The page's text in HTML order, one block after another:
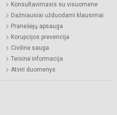
Konsultavimasis su visuomene
Dažniausiai užduodami klausimai
Pranešėjų apsauga
Korupcijos prevencija
Civilinė sauga
Teisinė informacija
Atviri duomenys